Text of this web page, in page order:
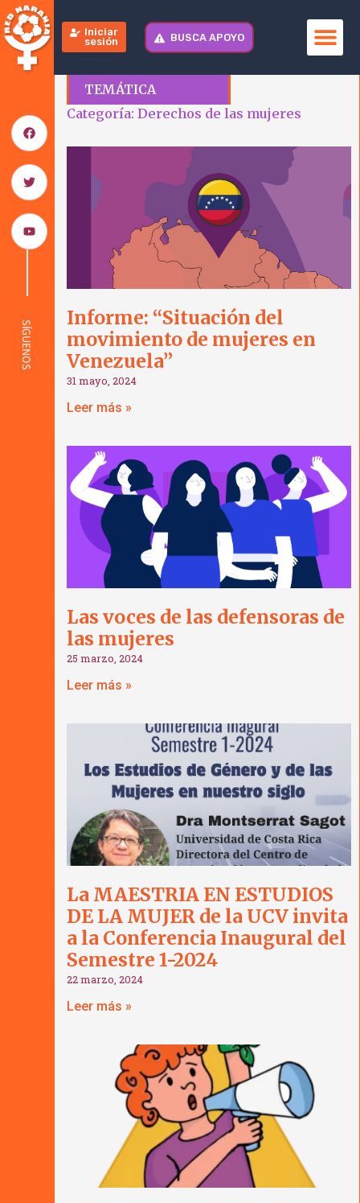
Iniciar
sesión
BUSCA APOYO
SÍGUENOS
TEMÁTICA
Categoría: Derechos de las mujeres
Informe: “Situación del
movimiento de mujeres en
Venezuela”
31 mayo, 2024
Leer más »
Las voces de las defensoras de
las mujeres
25 marzo, 2024
Leer más »
La MAESTRIA EN ESTUDIOS
DE LA MUJER de la UCV invita
a la Conferencia Inaugural del
Semestre 1-2024
22 marzo, 2024
Leer más »